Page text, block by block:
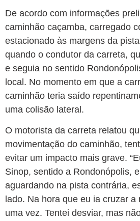
De acordo com informações
caminhão caçamba, carregado
estacionado às margens da
quando o condutor da carreta,
e seguia no sentido
local. No momento em que a
caminhão teria saído
uma colisão lateral.
O motorista da carreta relatou
movimentação do caminhão,
evitar um impacto mais grave.
Sinop, sentido a Rondonópolis,
aguardando na pista contrária,
lado. Na hora que eu ia cruzar
uma vez. Tentei desviar, mas